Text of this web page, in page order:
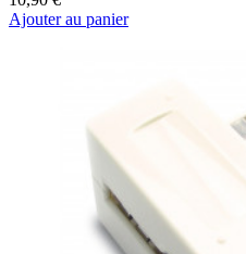
Ajouter au panier